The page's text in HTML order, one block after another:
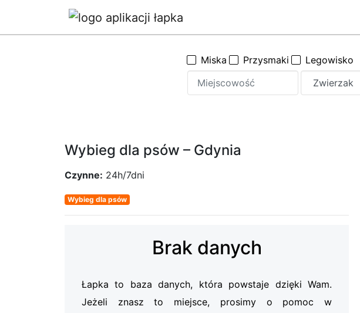
Miska Przysmaki Legowisko
Wybieg dla psów – Gdynia
Czynne: 24h/7dni
Wybieg dla psów
Brak danych
Łapka to baza danych, która powstaje dzięki Wam.
Jeżeli znasz to miejsce, prosimy o pomoc w